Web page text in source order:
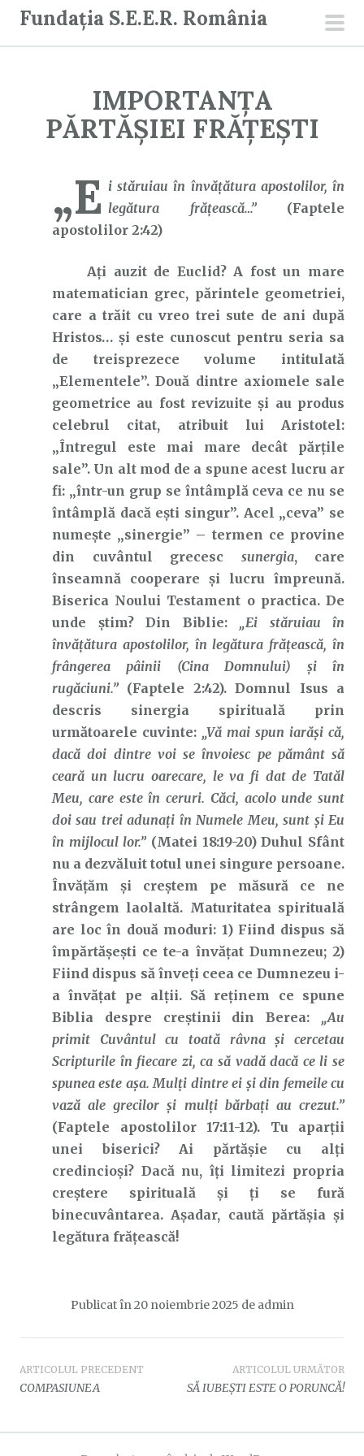
Fundația S.E.E.R. România
IMPORTANȚA
PĂRTĂȘIEI FRĂȚEȘTI
„E i stăruiau în învăţătura apostolilor, în
legătura frăţească…”(Faptele
apostolilor 2:42)
Ați auzit de Euclid? A fost un mare
matematician grec, părintele geometriei,
care a trăit cu vreo trei sute de ani după
Hristos… și este cunoscut pentru seria sa
de treisprezece volume intitulată
„Elementele”. Două dintre axiomele sale
geometrice au fost revizuite și au produs
celebrul citat, atribuit lui Aristotel:
„Întregul este mai mare decât părțile
sale”. Un alt mod de a spune acest lucru ar
fi: „într-un grup se întâmplă ceva ce nu se
întâmplă dacă ești singur”. Acel „ceva” se
numește „sinergie” – termen ce provine
din cuvântul grecesc sunergia, care
înseamnă cooperare și lucru împreună.
Biserica Noului Testament o practica. De
unde știm? Din Biblie: „Ei stăruiau în
învăţătura apostolilor, în legătura frăţească, în
frângerea pâinii (Cina Domnului) şi în
rugăciuni.” (Faptele 2:42). Domnul Isus a
descris sinergia spirituală prin
următoarele cuvinte: „Vă mai spun iarăşi că,
dacă doi dintre voi se învoiesc pe pământ să
ceară un lucru oarecare, le va fi dat de Tatăl
Meu, care este în ceruri. Căci, acolo unde sunt
doi sau trei adunaţi în Numele Meu, sunt şi Eu
în mijlocul lor.” (Matei 18:19-20) Duhul Sfânt
nu a dezvăluit totul unei singure persoane.
Învățăm și creștem pe măsură ce ne
strângem laolaltă. Maturitatea spirituală
are loc în două moduri: 1) Fiind dispus să
împărtășești ce te-a învățat Dumnezeu; 2)
Fiind dispus să înveți ceea ce Dumnezeu i-
a învățat pe alții. Să reținem ce spune
Biblia despre creștinii din Berea: „Au
primit Cuvântul cu toată râvna şi cercetau
Scripturile în fiecare zi, ca să vadă dacă ce li se
spunea este aşa. Mulţi dintre ei şi din femeile cu
vază ale grecilor şi mulţi bărbaţi au crezut.”
(Faptele apostolilor 17:11-12). Tu aparții
unei biserici? Ai părtășie cu alți
credincioși? Dacă nu, îți limitezi propria
creștere spirituală și ți se fură
binecuvântarea. Așadar, caută părtășia și
legătura frățească!
Publicat în 20 noiembrie 2025 de admin
Navigare
articole
ARTICOLUL PRECEDENT
COMPASIUNEA
ARTICOLUL URMĂTOR
SĂ IUBEȘTI ESTE O PORUNCĂ!